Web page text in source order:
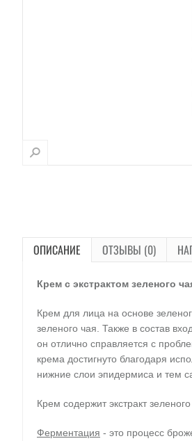
ОПИСАНИЕ ОТЗЫВЫ (0)
Крем с экстрактом зеленого
Крем для лица на основе
зеленого чая. Также в состав
он отлично справляется с
крема достигнуто благодаря
нижние слои эпидермиса и тем
Крем содержит экстракт
Ферментация - это процесс